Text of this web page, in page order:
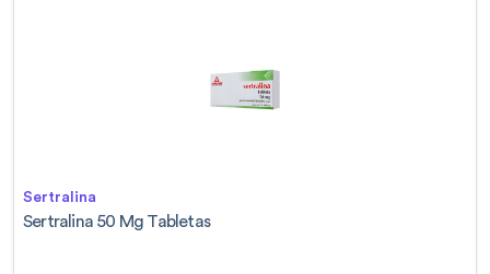
Sertralina
Sertralina 50 Mg Tabletas